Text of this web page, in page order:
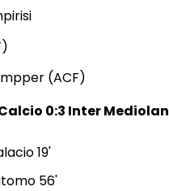
(ACF)
0:3 Inter Mediolan
19'
56'